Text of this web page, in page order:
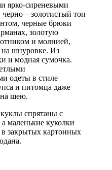
ярко-сиреневыми
черно—золотистый топ
черные брюки
золотую
и молнией,
шнуровке. Из
и модная сумочка.
одеты в стиле
и питомца даже
на шею.
спрятаны с
маленькие куколки
закрытых картонных